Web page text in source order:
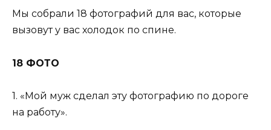
Мы собрали 18 фотографий для вас, которые
вызовут у вас холодок по спине.
18 ФОТО
1. «Мой муж сделал эту фотографию по дороге
на работу».